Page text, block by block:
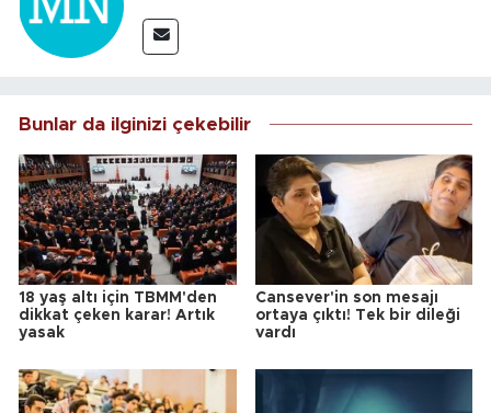
Bunlar da ilginizi çekebilir
18 yaş altı için TBMM'den
dikkat çeken karar! Artık
yasak
Cansever'in son mesajı
ortaya çıktı! Tek bir dileği
vardı